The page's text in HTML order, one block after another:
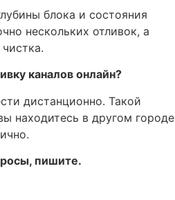
блока и состояния
нескольких отливок, а
каналов онлайн?
дистанционно. Такой
находитесь в другом городе
пишите.